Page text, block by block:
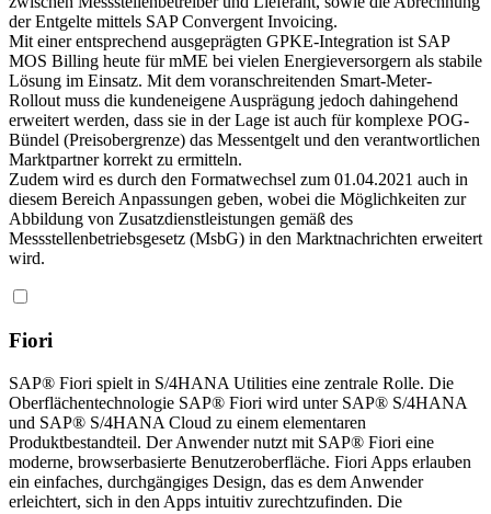
der Entgelte mittels SAP Convergent Invoicing.
Mit einer entsprechend ausgeprägten GPKE-Integration ist SAP
MOS Billing heute für mME bei vielen Energieversorgern als stabile
Lösung im Einsatz. Mit dem voranschreitenden Smart-Meter-
Rollout muss die kundeneigene Ausprägung jedoch dahingehend
erweitert werden, dass sie in der Lage ist auch für komplexe POG-
Bündel (Preisobergrenze) das Messentgelt und den verantwortlichen
Marktpartner korrekt zu ermitteln.
Zudem wird es durch den Formatwechsel zum 01.04.2021 auch in
diesem Bereich Anpassungen geben, wobei die Möglichkeiten zur
Abbildung von Zusatzdienstleistungen gemäß des
Messstellenbetriebsgesetz (MsbG) in den Marktnachrichten erweitert
wird.
Fiori
SAP® Fiori spielt in S/4HANA Utilities eine zentrale Rolle. Die
Oberflächentechnologie SAP® Fiori wird unter SAP® S/4HANA
und SAP® S/4HANA Cloud zu einem elementaren
Produktbestandteil. Der Anwender nutzt mit SAP® Fiori eine
moderne, browserbasierte Benutzeroberfläche. Fiori Apps erlauben
ein einfaches, durchgängiges Design, das es dem Anwender
erleichtert, sich in den Apps intuitiv zurechtzufinden. Die